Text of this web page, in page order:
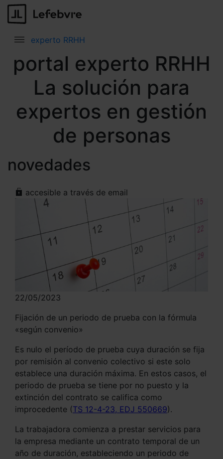
experto RRHH
portal experto RRHH
La solución para
expertos en gestión
de personas
novedades
accesible a través de email
22/05/2023
Fijación de un periodo de prueba con la fórmula
«según convenio»
Es nulo el período de prueba cuya duración se fija
por remisión al convenio colectivo si este solo
establece una duración máxima. En estos casos, el
periodo de prueba se tiene por no puesto y la
extinción del contrato se califica como
improcedente (TS 12-4-23, EDJ 550669).
La trabajadora comienza a prestar servicios para
la empresa mediante un contrato temporal de un
año de duración, estableciendo un periodo de